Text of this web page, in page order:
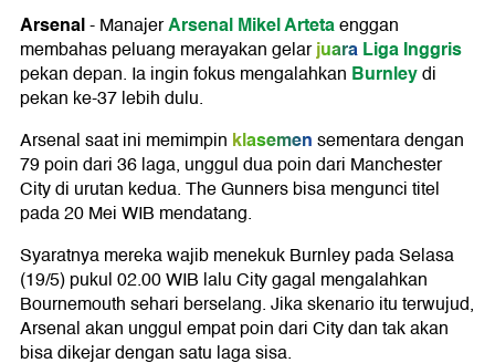
Arsenal-ManajerArsenalMikel Artetaenggan
membahas peluang merayakan gelarjuaraLiga Inggris
pekan depan. Ia ingin fokus mengalahkan Burnleydi
pekan ke-37 lebih dulu.
Arsenal saat ini memimpin klasemensementara dengan
79 poin dari 36 laga, unggul dua poin dari Manchester
City di urutan kedua. The Gunners bisa mengunci titel
pada 20 Mei WIB mendatang.
Syaratnya mereka wajib menekuk Burnley pada Selasa
(19/5) pukul 02.00 WIB lalu City gagal mengalahkan
Bournemouth sehari berselang. Jika skenario itu terwujud,
Arsenal akan unggul empat poin dari City dan tak akan
bisa dikejar dengan satu laga sisa.